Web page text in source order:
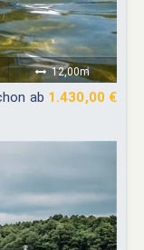
12,00m
ab 1.430,00 €